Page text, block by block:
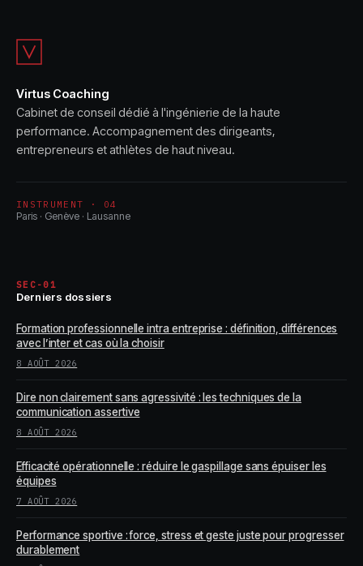
Virtus Coaching
Cabinet de conseil dédié à l'ingénierie de la haute
performance. Accompagnement des dirigeants,
entrepreneurs et athlètes de haut niveau.
INSTRUMENT · 04
Paris · Genève · Lausanne
SEC-01
Derniers dossiers
Formation professionnelle intra entreprise : définition, différences
avec l’inter et cas où la choisir
8 AOÛT 2026
Dire non clairement sans agressivité : les techniques de la
communication assertive
8 AOÛT 2026
Efficacité opérationnelle : réduire le gaspillage sans épuiser les
équipes
7 AOÛT 2026
Performance sportive : force, stress et geste juste pour progresser
durablement